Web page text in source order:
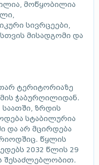
მოწყობილია
სივრცეები,
მისადგომი და
ტერიტორიაზე
ჭაბურღილიდან.
საათში, ზრდის
სტაბილურია
და არ მცირდება
წყლის
2032 წლის 29
შესაძლებლობით.